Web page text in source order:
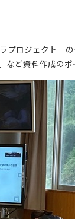
プロジェクト」
ど資料作成のポ